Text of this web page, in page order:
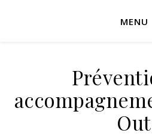
MENU
Out